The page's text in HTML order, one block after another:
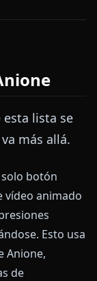
lista se
más allá.
botón
vídeo animado
Esto usa
Anione,
de